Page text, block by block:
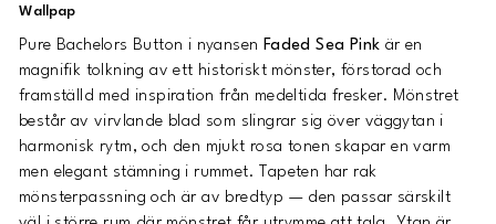
Wallpap
Pure Bachelors Button i nyansen Faded Sea Pink är en
magnifik tolkning av ett historiskt mönster, förstorad och
framställd med inspiration från medeltida fresker. Mönstret
består av virvlande blad som slingrar sig över väggytan i
harmonisk rytm, och den mjukt rosa tonen skapar en varm
men elegant stämning i rummet. Tapeten har rak
mönsterpassning och är av bredtyp — den passar särskilt